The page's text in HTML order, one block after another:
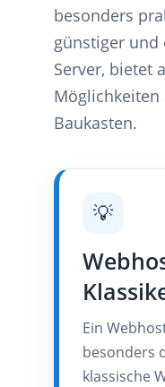
besonders
günstiger und
Server, bietet
Möglichkeiten
Baukasten.
💡
Ein
besonders
klassische